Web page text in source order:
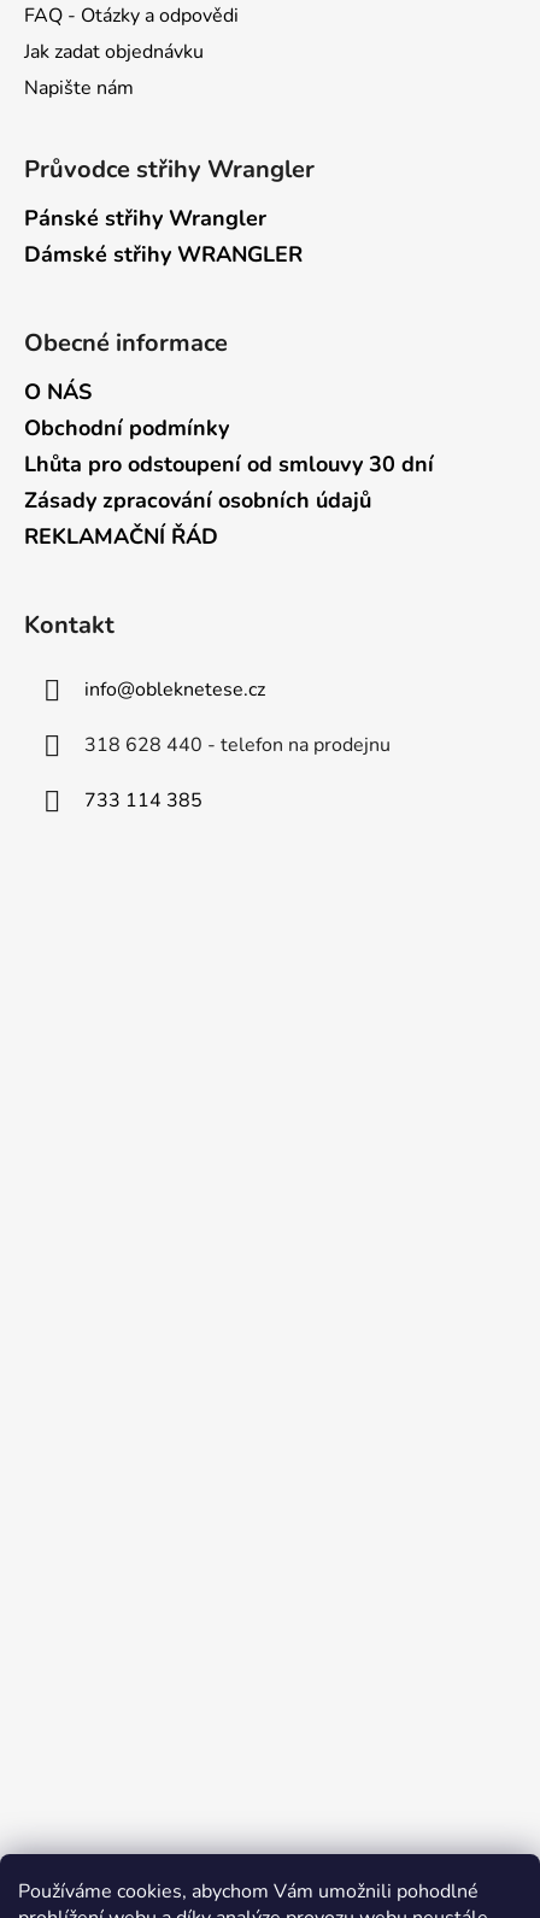
Používáme cookies, abychom Vám umožnili pohodlné
FAQ - Otázky a odpovědi
Jak zadat objednávku
Napište nám
Průvodce střihy Wrangler
Pánské střihy Wrangler
Dámské střihy WRANGLER
Obecné informace
O NÁS
Obchodní podmínky
Lhůta pro odstoupení od smlouvy 30 dní
Zásady zpracování osobních údajů
REKLAMAČNÍ ŘÁD
Kontakt
info@obleknetese.cz
318 628 440 - telefon na prodejnu
733 114 385